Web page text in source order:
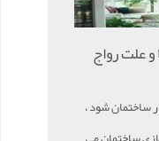
علت رواج
ساختمان شود ،